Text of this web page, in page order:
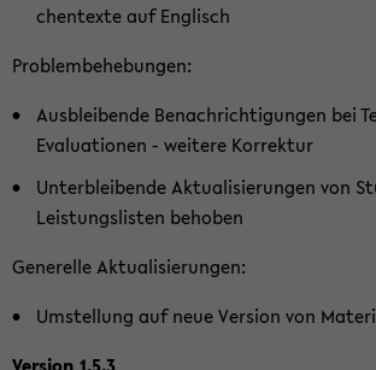
chen­tex­te auf Eng­lisch
Pro­blem­be­he­bun­gen:
Aus­blei­ben­de Be­nach­rich­ti­gun­gen bei
Eva­lua­tio­nen - wei­te­re Kor­rek­tur
Un­ter­blei­ben­de Ak­tua­li­sie­run­gen von
Leis­tungs­lis­ten be­ho­ben
Ge­ne­rel­le Ak­tua­li­sie­run­gen:
Um­stel­lung auf neue Ver­si­on von